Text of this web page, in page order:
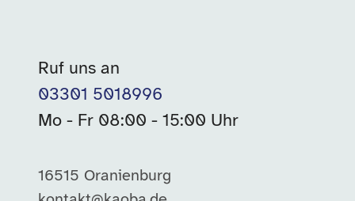
Ruf uns an
03301 5018996
Mo - Fr 08:00 - 15:00 Uhr
16515 Oranienburg